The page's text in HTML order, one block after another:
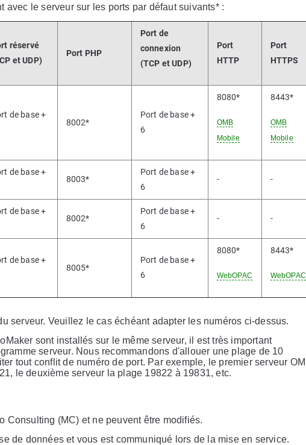
le serveur sur les ports par défaut suivants* :
réservé
et UDP)
Port PHP
Port de
connexion
(TCP et UDP)
Port
HTTP
Port
HTTPS
de base +
8002*
Port de base +
6
8080*
OMB
Mobile
8443*
OMB
Mobile
de base +
8003*
Port de base +
6
- -
de base +
8002*
Port de base +
6
- -
de base +
8005*
Port de base +
6
8080*
WebOPAC
8443*
WebOPAC
serveur. Veuillez le cas échéant adapter les numéros ci-dessus.
sont installés sur le même serveur, il est très important
serveur. Nous recommandons d'allouer une plage de 10
tout conflit de numéro de port. Par exemple, le premier serveur OM
le deuxième serveur la plage 19822 à 19831, etc.
Consulting (MC) et ne peuvent être modifiés.
de données et vous est communiqué lors de la mise en service.